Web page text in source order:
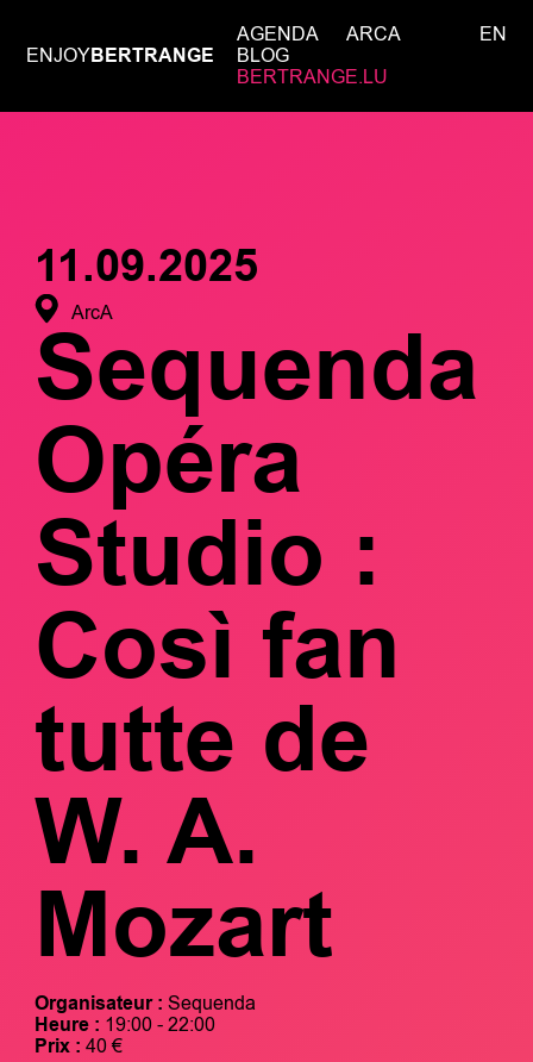
ENJOYBERTRANGE
AGENDA
ARCA
BLOG
BERTRANGE.LU
EN
11.09.2025
ArcA
Sequenda
Opéra
Studio :
Così fan
tutte de
W. A.
Mozart
Organisateur : Sequenda
Heure : 19:00 - 22:00
Prix : 40 €